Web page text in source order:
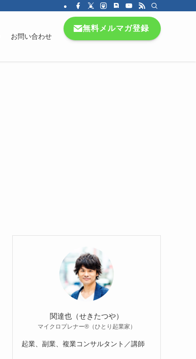
お問い合わせ
無料メルマガ登録
関達也（せきたつや）
マイクロプレナー®（ひとり起業家）
起業、副業、複業コンサルタント／講師